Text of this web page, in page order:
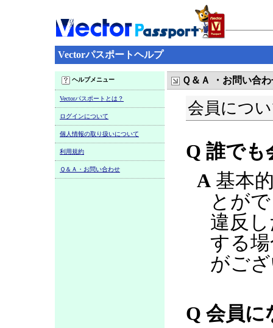
Vectorパスポートヘルプ
ヘルプメニュー
Vectorパスポートとは？
ログインについて
個人情報の取り扱いについて
利用規約
Ｑ＆Ａ・お問い合わせ
Ｑ＆Ａ ・お問い合
会員につ
Q 誰でも
A 基本
とが
違反
する
がご
Q 会員に